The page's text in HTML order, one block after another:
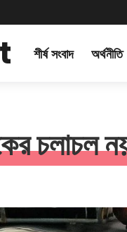
শীর্ষ সংবাদ অর্থনীতি
চলাচল